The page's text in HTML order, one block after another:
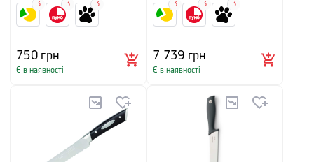
750грн
Є в наявності
3 3 3
7 739 грн
Є в наявності
3 3 3